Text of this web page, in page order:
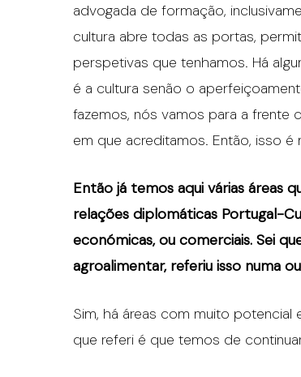
advogada de formação,
cultura abre todas as portas,
perspetivas que tenhamos. Há
é a cultura senão o
fazemos, nós vamos para a
em que acreditamos. Então, isso
Então já temos aqui várias áreas
relações diplomáticas Portugal-
económicas, ou comerciais. Sei
agroalimentar, referiu isso numa
Sim, há áreas com muito
que referi é que temos de